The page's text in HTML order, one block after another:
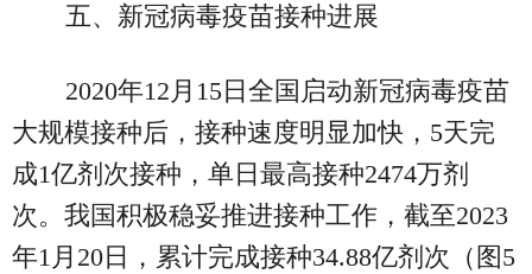
五、新冠病毒疫苗接种进展
2020年12月15日全国启动新冠病毒疫苗
大规模接种后，接种速度明显加快，5天完
成1亿剂次接种，单日最高接种2474万剂
次。我国积极稳妥推进接种工作，截至2023
年1月20日，累计完成接种34.88亿剂次（图5